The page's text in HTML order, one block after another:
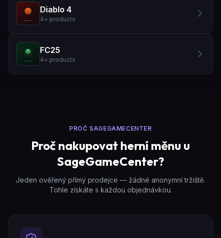
Diablo 4
4+ products
FC25
4+ products
PROČ SAGEGAMECENTER
Proč nakupovat herní měnu u
SageGameCenter?
Jeden ověřený přímý prodejce — žádné anonymní tržiště.
Tohle získáte s každou objednávkou.